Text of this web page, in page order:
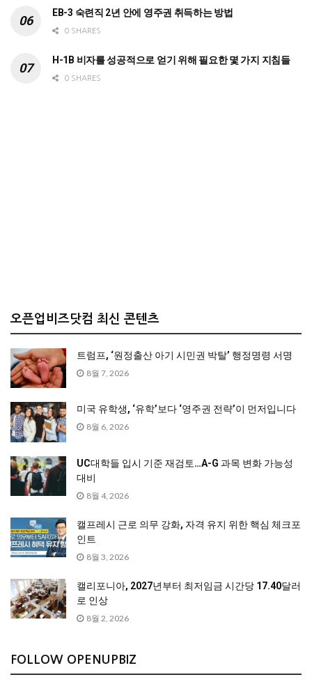
EB-3 숙련직 2년 안에 영주권 취득하는 방법
0 SHARES
H-1B 비자를 성공적으로 얻기 위해 필요한 몇 가지 지침들
0 SHARES
오픈업비즈닷컴 최신 콘텐츠
트럼프, ‘원정출산 아기 시민권 박탈’ 행정명령 서명
8월 7, 2026
미국 유학생, ‘유학’보다 ‘영주권 전략’이 먼저입니다
8월 6, 2026
UC대학들 입시 기준 재검토…A-G 과목 변화 가능성
대비
8월 4, 2026
캘프레시 근로 의무 강화, 자격 유지 위한 핵심 체크포
인트
8월 3, 2026
캘리포니아, 2027년부터 최저임금 시간당 17.40달러
로 인상
8월 2, 2026
FOLLOW OPENUPBIZ